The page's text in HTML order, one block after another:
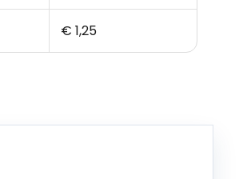
€ 1,25